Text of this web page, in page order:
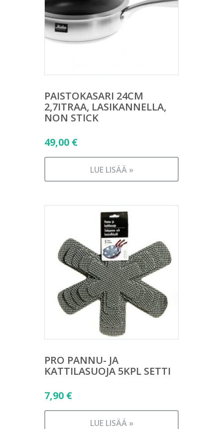
PAISTOKASARI 24CM
2,7ITRAA, LASIKANNELLA,
NON STICK
49,00 €
LUE LISÄÄ »
PRO PANNU- JA
KATTILASUOJA 5KPL SETTI
7,90 €
LUE LISÄÄ »